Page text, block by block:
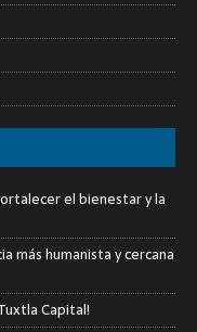
el bienestar y la
más humanista y cercana
Capital!